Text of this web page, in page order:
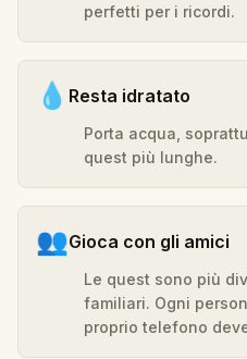
perfetti per i ricordi.
💧 Resta idratato
Porta acqua,
quest più lunghe.
👥Gioca con gli amici
Le quest sono più
familiari. Ogni
proprio telefono